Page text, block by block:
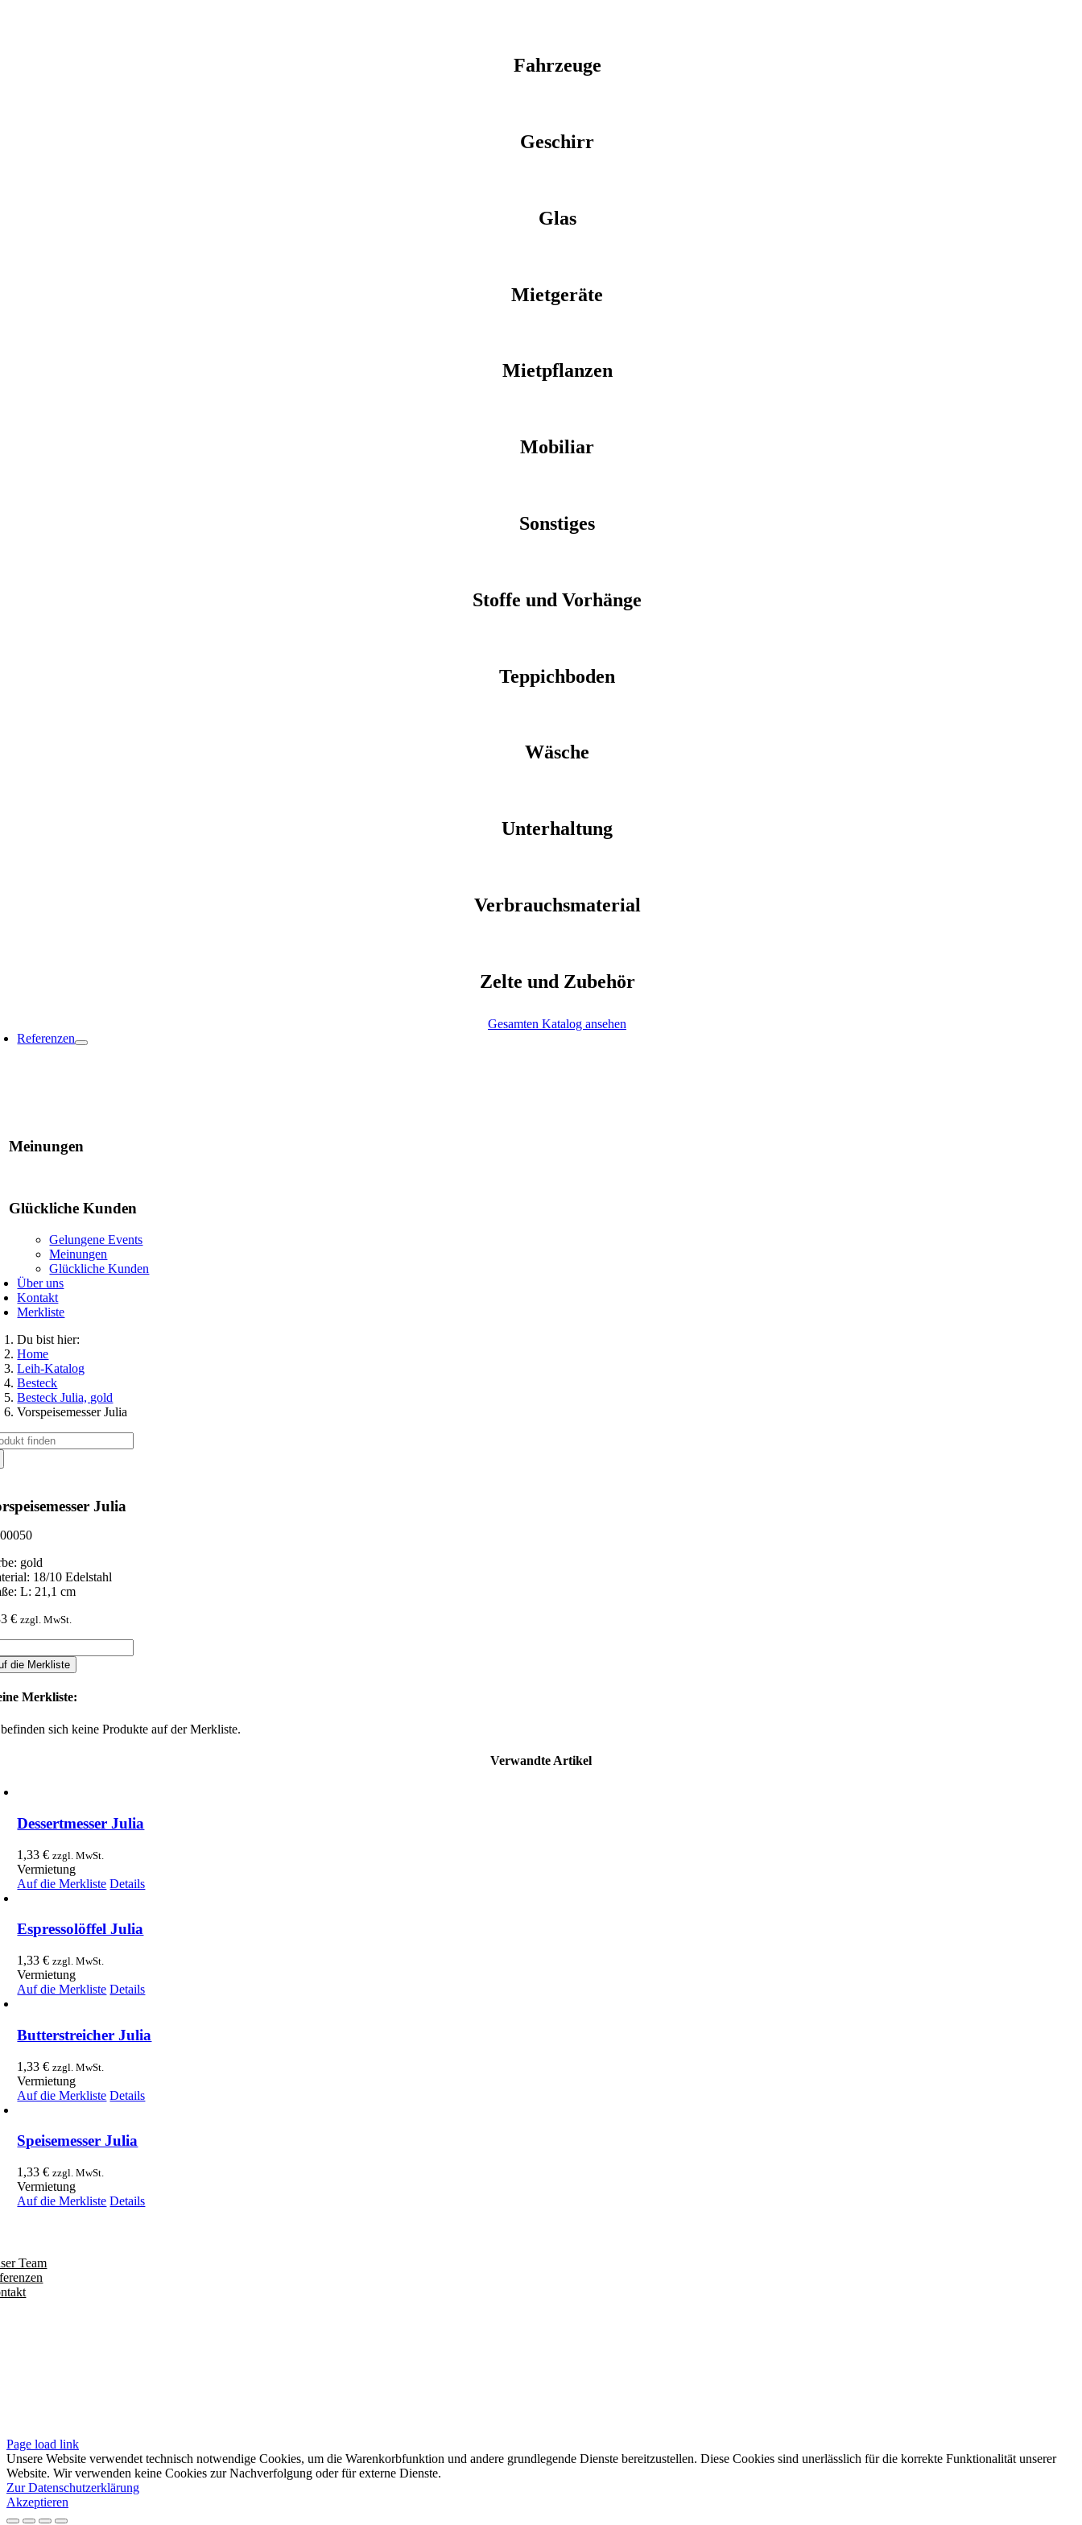
Fahrzeuge
Geschirr
Glas
Mietgeräte
Mietpflanzen
Mobiliar
Sonstiges
Stoffe und Vorhänge
Teppichboden
Wäsche
Unterhaltung
Verbrauchsmaterial
Zelte und Zubehör
Gesamten Katalog ansehen
Referenzen
Meinungen
Glückliche Kunden
Gelungene Events
Meinungen
Glückliche Kunden
Über uns
Kontakt
Merkliste
Du bist hier:
Home
Leih-Katalog
Besteck
Besteck Julia, gold
Vorspeisemesser Julia
Julia
gold
18/10 Edelstahl
L: 21,1 cm
€ zzgl. MwSt.
die Merkliste
Merkliste:
sich keine Produkte auf der Merkliste.
Verwandte Artikel
Dessertmesser Julia
1,33€ zzgl. MwSt.
Vermietung
Auf die Merkliste Details
Espressolöffel Julia
1,33€ zzgl. MwSt.
Vermietung
Auf die Merkliste Details
Butterstreicher Julia
1,33€ zzgl. MwSt.
Vermietung
Auf die Merkliste Details
Speisemesser Julia
1,33€ zzgl. MwSt.
Vermietung
Auf die Merkliste Details
Team
Page load link
Unsere Website verwendet technisch notwendige Cookies, um die Warenkorbfunktion und andere grundlegende Dienste bereitzustellen. Diese Cookies sind unerlässlich für die korrekte Funktionalität unserer
Website. Wir verwenden keine Cookies zur Nachverfolgung oder für externe Dienste.
Zur Datenschutzerklärung
Akzeptieren